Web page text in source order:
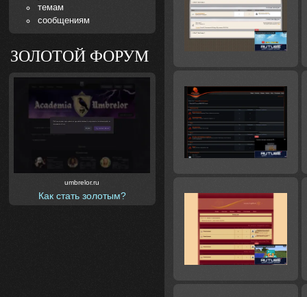
темам
сообщениям
ЗОЛОТОЙ ФОРУМ
umbrelor.ru
Как стать золотым?